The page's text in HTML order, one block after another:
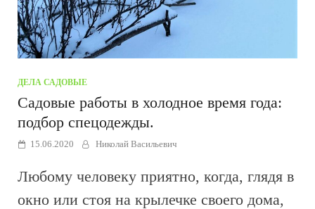
ДЕЛА САДОВЫЕ
Садовые работы в холодное время года:
подбор спецодежды.
15.06.2020 Николай Васильевич
Любому человеку приятно, когда, глядя в
окно или стоя на крылечке своего дома,